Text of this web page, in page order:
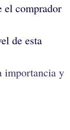
el comprador
de esta
importancia y